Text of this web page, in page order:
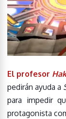
El profesor
pedirán ayuda a
para impedir
protagonista